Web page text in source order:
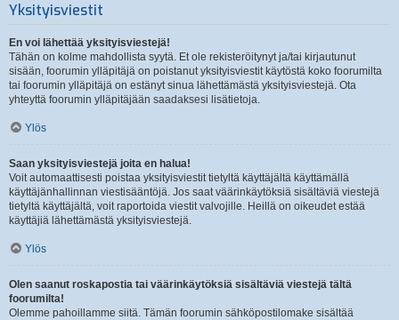
Yksityisviestit
En voi lähettää yksityisviestejä!
Tähän on kolme mahdollista syytä. Et ole rekisteröitynyt ja/tai kirjautunut
sisään, foorumin ylläpitäjä on poistanut yksityisviestit käytöstä koko foorumilta
tai foorumin ylläpitäjä on estänyt sinua lähettämästä yksityisviestejä. Ota
yhteyttä foorumin ylläpitäjään saadaksesi lisätietoja.
Ylös
Saan yksityisviestejä joita en halua!
Voit automaattisesti poistaa yksityisviestit tietyltä käyttäjältä käyttämällä
käyttäjänhallinnan viestisääntöjä. Jos saat väärinkäytöksiä sisältäviä viestejä
tietyltä käyttäjältä, voit raportoida viestit valvojille. Heillä on oikeudet estää
käyttäjiä lähettämästä yksityisviestejä.
Ylös
Olen saanut roskapostia tai väärinkäytöksiä sisältäviä viestejä tältä
foorumilta!
Olemme pahoillamme siitä. Tämän foorumin sähköpostilomake sisältää